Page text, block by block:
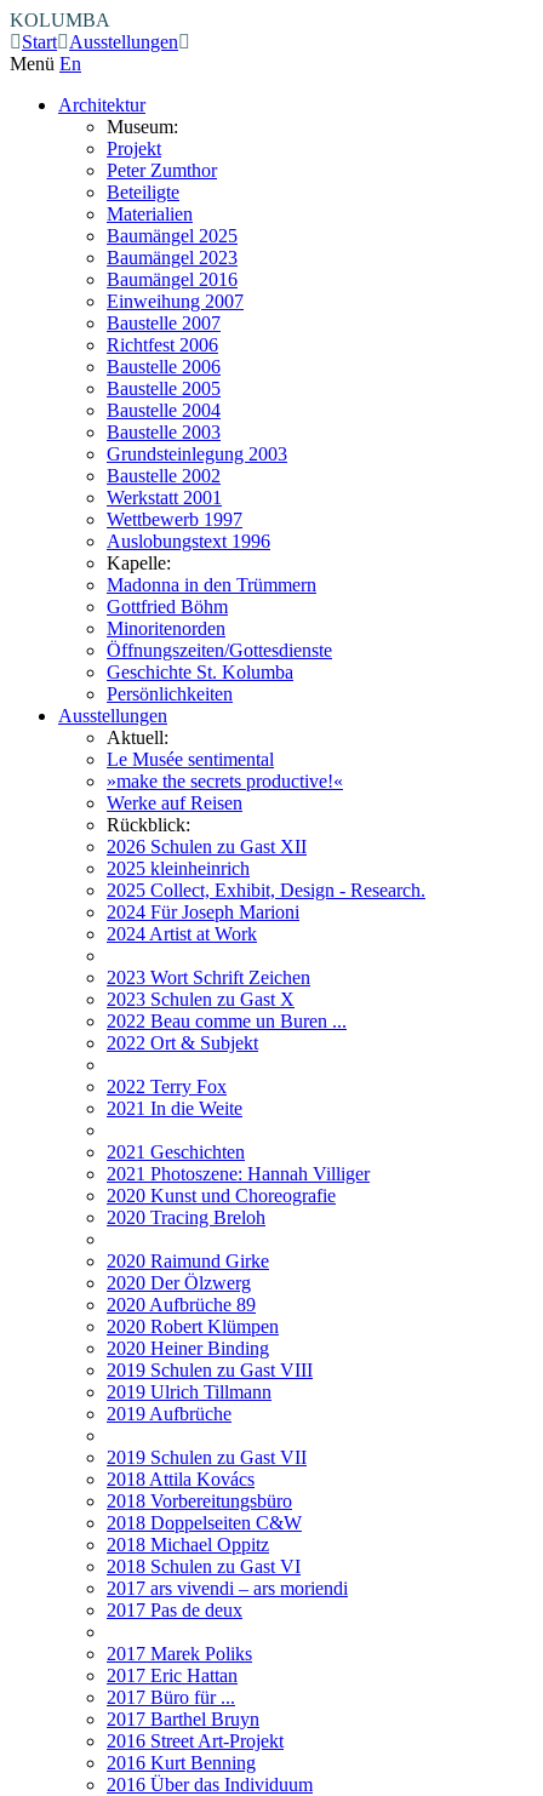
KOLUMBA
Start
Ausstellungen
Menü En
Architektur
Museum:
Projekt
Peter Zumthor
Beteiligte
Materialien
Baumängel 2025
Baumängel 2023
Baumängel 2016
Einweihung 2007
Baustelle 2007
Richtfest 2006
Baustelle 2006
Baustelle 2005
Baustelle 2004
Baustelle 2003
Grundsteinlegung 2003
Baustelle 2002
Werkstatt 2001
Wettbewerb 1997
Auslobungstext 1996
Kapelle:
Madonna in den Trümmern
Gottfried Böhm
Minoritenorden
Öffnungszeiten/Gottesdienste
Geschichte St. Kolumba
Persönlichkeiten
Ausstellungen
Aktuell:
Le Musée sentimental
»make the secrets productive!«
Werke auf Reisen
Rückblick:
2026 Schulen zu Gast XII
2025 kleinheinrich
2025 Collect, Exhibit, Design - Research.
2024 Für Joseph Marioni
2024 Artist at Work
2023 Wort Schrift Zeichen
2023 Schulen zu Gast X
2022 Beau comme un Buren ...
2022 Ort & Subjekt
2022 Terry Fox
2021 In die Weite
2021 Geschichten
2021 Photoszene: Hannah Villiger
2020 Kunst und Choreografie
2020 Tracing Breloh
2020 Raimund Girke
2020 Der Ölzwerg
2020 Aufbrüche 89
2020 Robert Klümpen
2020 Heiner Binding
2019 Schulen zu Gast VIII
2019 Ulrich Tillmann
2019 Aufbrüche
2019 Schulen zu Gast VII
2018 Attila Kovács
2018 Vorbereitungsbüro
2018 Doppelseiten C&W
2018 Michael Oppitz
2018 Schulen zu Gast VI
2017 ars vivendi – ars moriendi
2017 Pas de deux
2017 Marek Poliks
2017 Eric Hattan
2017 Büro für ...
2017 Barthel Bruyn
2016 Street Art-Projekt
2016 Kurt Benning
2016 Über das Individuum